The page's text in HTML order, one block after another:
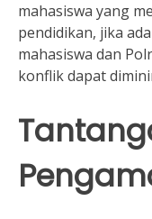
mahasiswa yang
pendidikan, jika
mahasiswa dan
konflik dapat